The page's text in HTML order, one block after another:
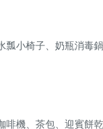
瓢小椅子、奶瓶消毒
啡機、茶包、迎賓餅